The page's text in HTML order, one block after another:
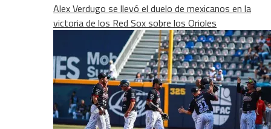
Alex Verdugo se llevó el duelo de mexicanos en la
victoria de los Red Sox sobre los Orioles